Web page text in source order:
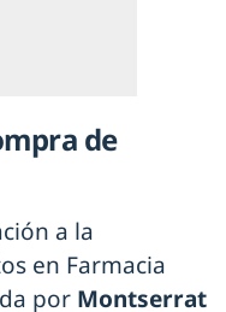
de
a la
en Farmacia
por Montserrat